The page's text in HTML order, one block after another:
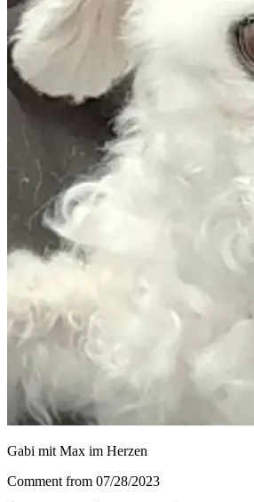
Gabi mit Max im Herzen
Comment from 07/28/2023